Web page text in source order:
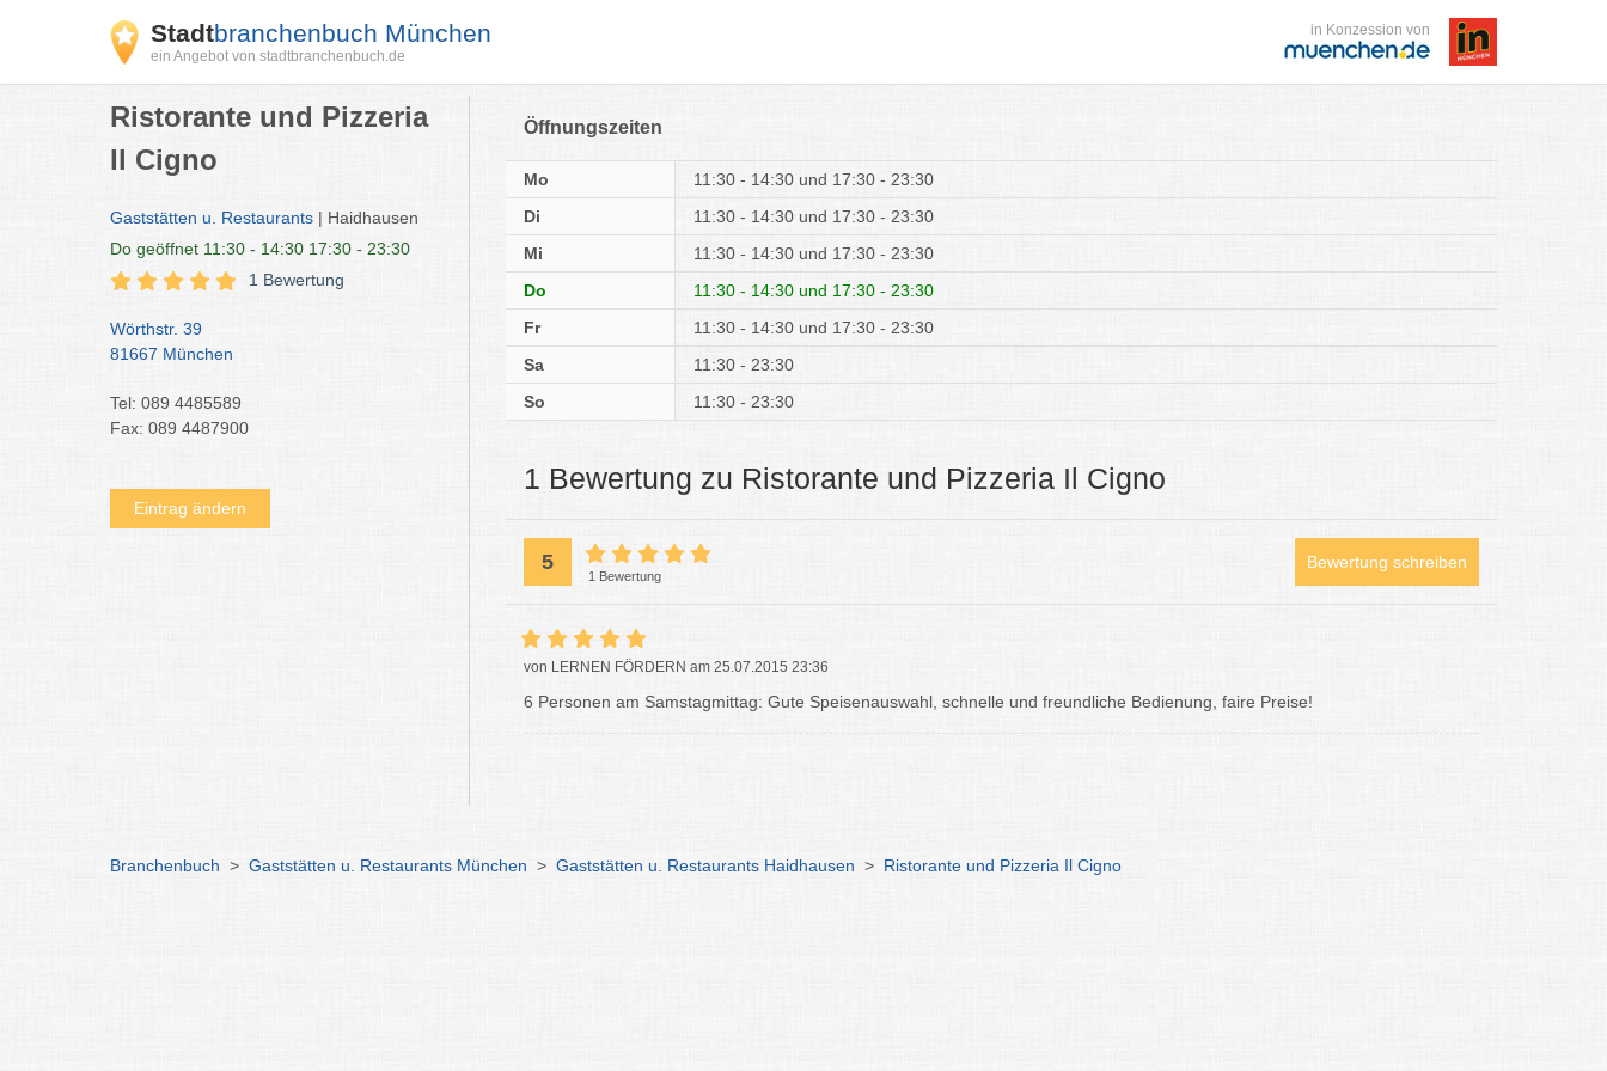
Stadtbranchenbuch München
ein Angebot von stadtbranchenbuch.de
in Konzession von
Ristorante und Pizzeria
Il Cigno
Gaststätten u. Restaurants | Haidhausen
Do geöffnet 11:30 - 14:30 17:30 - 23:30
1 Bewertung
Wörthstr. 39
81667 München
Tel: 089 4485589
Fax: 089 4487900
Eintrag ändern
Öffnungszeiten
Mo 11:30 - 14:30
17:30 - 23:30
Di
11:30 - 14:30
17:30 - 23:30
Mi
11:30 - 14:30
17:30 - 23:30
Do
11:30 - 14:30
17:30 - 23:30
Fr
11:30 - 14:30
17:30 - 23:30
Sa
11:30 - 23:30
So
11:30 - 23:30
1 Bewertung zu Ristorante und Pizzeria Il Cigno
5
1 Bewertung
Bewertung schreiben
von LERNEN FÖRDERN am 25.07.2015 23:36
6 Personen am Samstagmittag: Gute Speisenauswahl, schnelle und freundliche Bedienung, faire Preise!
Branchenbuch > Gaststätten u. Restaurants München > Gaststätten u. Restaurants Haidhausen > Ristorante und Pizzeria Il Cigno